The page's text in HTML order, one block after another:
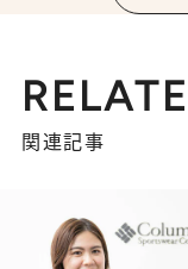
関連記事